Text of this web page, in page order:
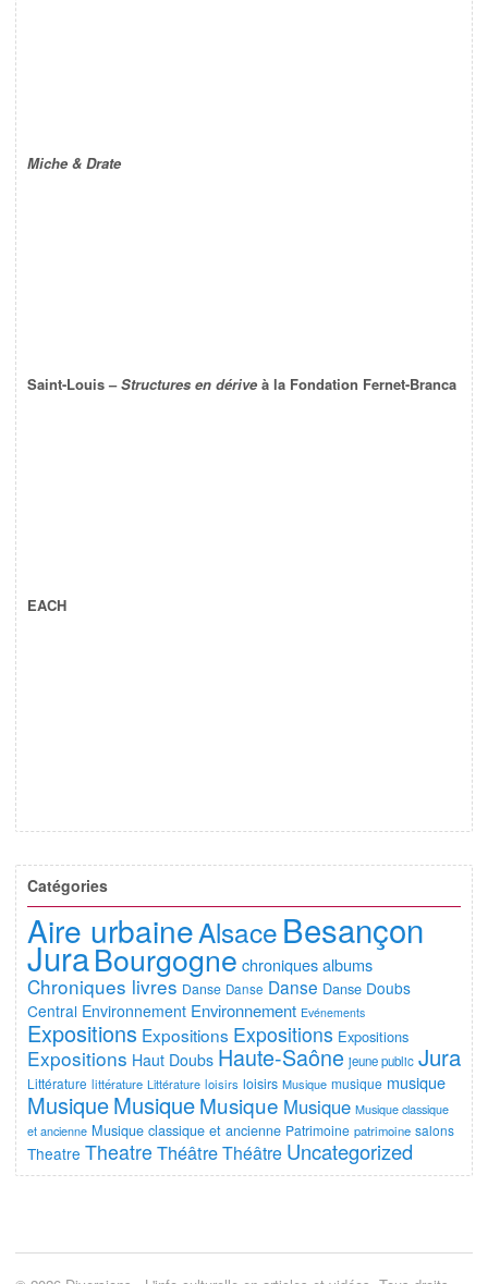
Miche & Drate
Saint-Louis –Structures en dérive à la Fondation Fernet-Branca
EACH
Catégories
Aire urbaineAlsace Besançon
JuraBourgogne chroniques albums
Chroniques livres Danse Danse Danse Danse Doubs
Central Environnement Environnement Evénements
Expositions Expositions Expositions Expositions
Expositions Haut Doubs Haute-Saône jeune public Jura
Littérature littérature Littérature loisirs loisirs Musique musique musique
MusiqueMusiqueMusique Musique Musique classique
et ancienne Musique classique et ancienne Patrimoine patrimoine salons
Theatre Theatre ThéâtreThéâtre Uncategorized